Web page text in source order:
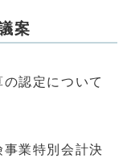
案
認定について
業特別会計決